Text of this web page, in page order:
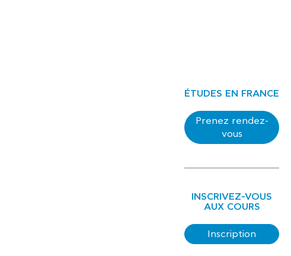
ÉTUDES EN FRANCE
Prenez rendez-
vous
INSCRIVEZ-VOUS
AUX COURS
Inscription